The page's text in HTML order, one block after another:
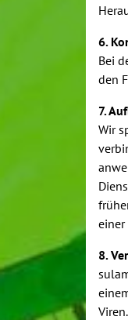
6.
Bei
den
7.
Wir
8.